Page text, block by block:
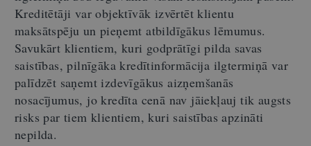
Kreditētāji var objektīvāk izvērtēt klientu
maksātspēju un pieņemt atbildīgākus lēmumus.
Savukārt klientiem, kuri godprātīgi pilda savas
saistības, pilnīgāka kredītinformācija ilgtermiņā var
palīdzēt saņemt izdevīgākus aizņemšanās
nosacījumus, jo kredīta cenā nav jāiekļauj tik augsts
risks par tiem klientiem, kuri saistības apzināti
nepilda.